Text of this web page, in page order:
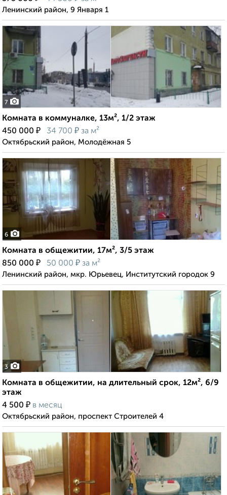
Ленинский район, 9 Января 1
7
Комната в коммуналке, 13м², 1/2 этаж
450 000 ₽ 34 700 ₽ за м²
Октябрьский район, Молодёжная 5
6
Комната в общежитии, 17м², 3/5 этаж
850 000 ₽ 50 000 ₽ за м²
Ленинский район, мкр. Юрьевец, Институтский городок 9
3
Комната в общежитии, на длительный срок, 12м², 6/9
этаж
4 500 ₽ в месяц
Октябрьский район, проспект Строителей 4